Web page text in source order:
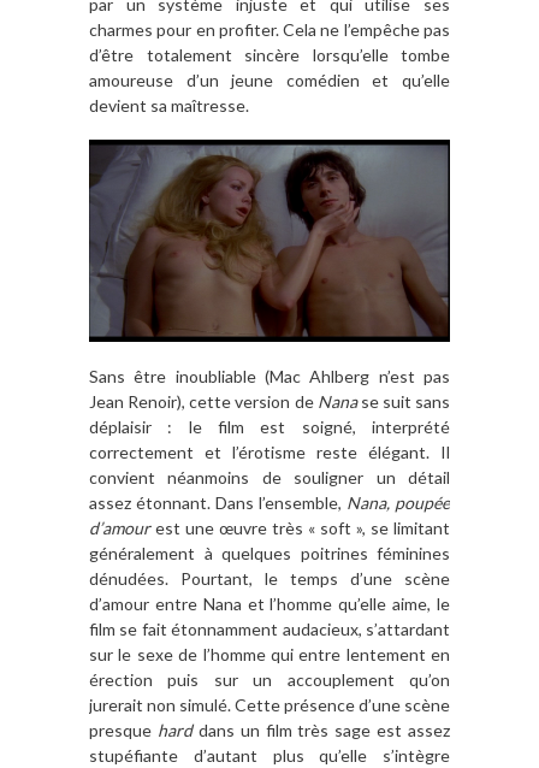
par un système injuste et qui utilise ses
charmes pour en profiter. Cela ne l’empêche pas
d’être totalement sincère lorsqu’elle tombe
amoureuse d’un jeune comédien et qu’elle
devient sa maîtresse.
Sans être inoubliable (Mac Ahlberg n’est pas
Jean Renoir), cette version de Nanase suit sans
déplaisir : le film est soigné, interprété
correctement et l’érotisme reste élégant. Il
convient néanmoins de souligner un détail
assez étonnant. Dans l’ensemble, Nana, poupée
d’amourest une œuvre très « soft », se limitant
généralement à quelques poitrines féminines
dénudées. Pourtant, le temps d’une scène
d’amour entre Nana et l’homme qu’elle aime, le
film se fait étonnamment audacieux, s’attardant
sur le sexe de l’homme qui entre lentement en
érection puis sur un accouplement qu’on
jurerait non simulé. Cette présence d’une scène
presque harddans un film très sage est assez
stupéfiante d’autant plus qu’elle s’intègre